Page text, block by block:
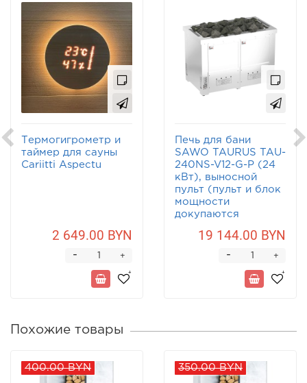
Термогигрометр и
таймер для сауны
Cariitti Aspectu
2 649.00 BYN
+
-
Печь для бани
SAWO TAURUS TAU-
240NS-V12-G-P (24
кВт), выносной
пульт (пульт и блок
мощности
докупаются
19 144.00 BYN
+
-
Похожие товары
400.00 BYN 350.00 BYN